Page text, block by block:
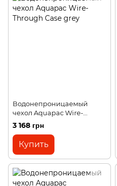
Водонепроницаемый
чехол Aquapac Wire-
Through Case grey
3 168 грн
Купить